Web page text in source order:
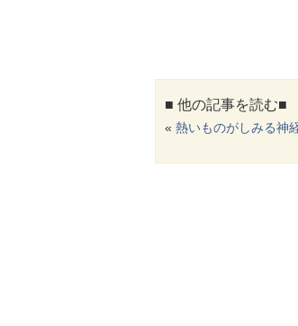
■ 他の記事を読む■
« 熱いものがしみる神